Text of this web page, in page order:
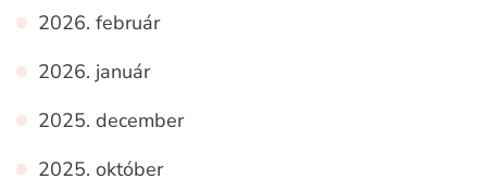
2026. február
2026. január
2025. december
2025. október